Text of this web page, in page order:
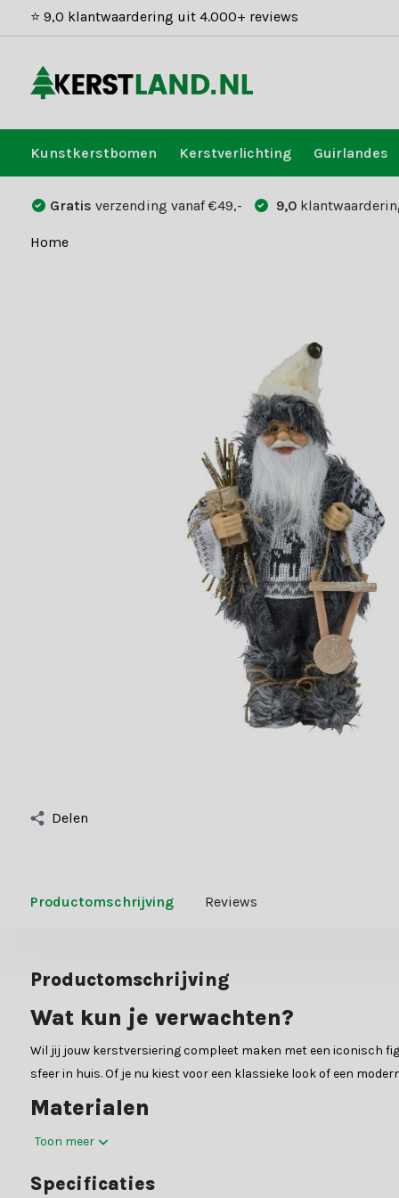
⭐ 9,0 klantwaardering uit 4.000+ reviews
Kunstkerstbomen Kerstverlichting Guirlandes
Gratis verzending vanaf €49,- 9,0
Home
Delen
Productomschrijving Reviews
Productomschrijving
Wat kun je verwachten?
Wil jij jouw kerstversiering compleet maken met een iconisch
sfeer in huis. Of je nu kiest voor een klassieke look of een
Materialen
De kerstmannen zijn gemaakt van kwaliteitsmaterialen zoals
Toon meer
Specificaties